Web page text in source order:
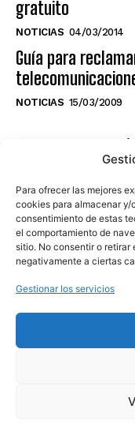
Para ofrecer las mejores
cookies para almacenar y/
consentimiento de estas
el comportamiento de
sitio. No consentir o
negativamente a ciertas
Gestionar los servicios
gratuito
NOTICIAS 04/03/2014
Guía para
NOTICIAS 15/03/2009
NO TE PIERDAS LO
Haz clic